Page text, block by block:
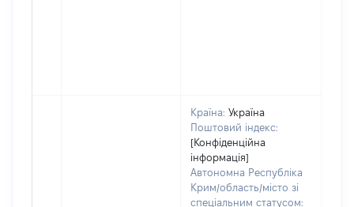
Країна: Україна
Поштовий індекс:
[Конфіденційна
інформація]
Автономна Республіка
Крим/область/місто зі
спеціальним статусом: